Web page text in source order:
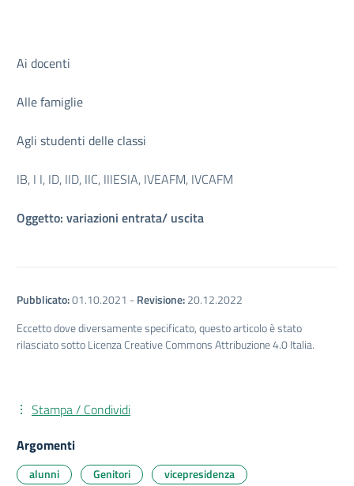
Ai docenti
Alle famiglie
Agli studenti delle classi
IB, I I, ID, IID, IIC, IIIESIA, IVEAFM, IVCAFM
Oggetto: variazioni entrata/ uscita
Pubblicato:01.10.2021 -Revisione:20.12.2022
Eccetto dove diversamente specificato, questo articolo è stato
rilasciato sotto Licenza Creative Commons Attribuzione 4.0 Italia.
Stampa / Condividi
Argomenti
alunni Genitori vicepresidenza